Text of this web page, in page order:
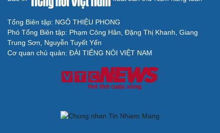
Tổng Biên tập: NGÔ THIỆU PHONG
Phó Tổng Biên tập: Phạm Công Hân, Đặng Thị Khanh, Giang
Trung Sơn, Nguyễn Tuyết Yến
Cơ quan chủ quản: ĐÀI TIẾNG NÓI VIỆT NAM